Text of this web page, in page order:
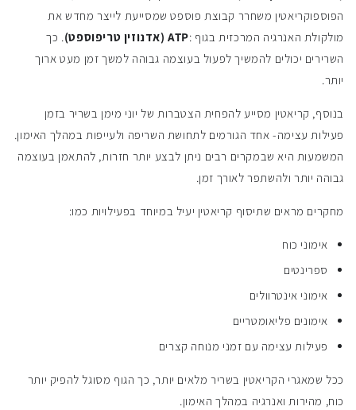
הפוספוקריאטין משחרר קבוצת פוספט שמסייעת לייצר מחדש את
מולקולת האנרגיה המרכזית בגוף :ATP (אדנוזין טריפוספט)
. כך
השרירים יכולים להמשיך לפעול בעוצמה גבוהה למשך זמן מעט ארוך
יותר.
בנוסף, קריאטין מסייע להפחית הצטברות של יוני מימן בשריר בזמן
פעילות עצימה- אחד הגורמים לתחושת השריפה ולעייפות במהלך האימון.
המשמעות היא שבמקרים רבים ניתן לבצע יותר חזרות, להתאמן בעוצמה
גבוהה יותר ולהשתפר לאורך זמן.
מחקרים מראים שתיסוף קריאטין יעיל במיוחד בפעילויות כמו:
אימוני כוח
ספרינטים
אימוני אינטרוולים
אימונים פליאומטריים
פעילות עצימה עם זמני מנוחה קצרים
ככל שמאגרי הקריאטין בשריר מלאים יותר, כך הגוף מסוגל להפיק יותר
כוח, מהירות ואנרגיה במהלך האימון.